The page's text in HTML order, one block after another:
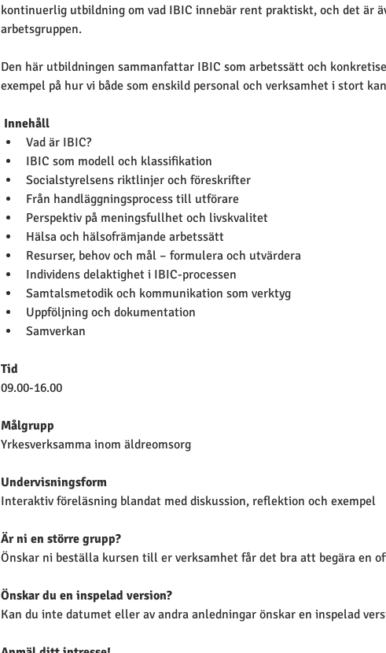
kontinuerlig utbildning om vad IBIC innebär rent praktiskt, och det är
arbetsgruppen.
Den här utbildningen sammanfattar IBIC som arbetssätt och
exempel på hur vi både som enskild personal och verksamhet i stort
Innehåll
Vad är IBIC?
IBIC som modell och klassifikation
Socialstyrelsens riktlinjer och föreskrifter
Från handläggningsprocess till utförare
Perspektiv på meningsfullhet och livskvalitet
Hälsa och hälsofrämjande arbetssätt
Resurser, behov och mål – formulera och utvärdera
Individens delaktighet i IBIC-processen
Samtalsmetodik och kommunikation som verktyg
Uppföljning och dokumentation
Samverkan
Tid
09.00-16.00
Målgrupp
Yrkesverksamma inom äldreomsorg
Undervisningsform
Interaktiv föreläsning blandat med diskussion, reflektion och exempel
Är ni en större grupp?
Önskar ni beställa kursen till er verksamhet får det bra att begära en
Önskar du en inspelad version?
Kan du inte datumet eller av andra anledningar önskar en inspelad